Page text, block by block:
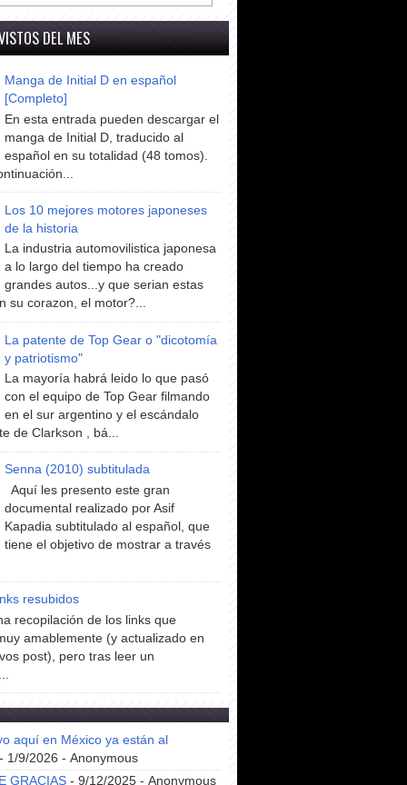
DEL MES
Manga de Initial D en español
[Completo]
En esta entrada pueden descargar el
manga de Initial D, traducido al
español en su totalidad (48 tomos).
Los 10 mejores motores japoneses
de la historia
La industria automovilistica japonesa
a lo largo del tiempo ha creado
grandes autos...y que serian estas
su corazon, el motor?...
La patente de Top Gear o "dicotomía
y patriotismo"
La mayoría habrá leido lo que pasó
con el equipo de Top Gear filmando
en el sur argentino y el escándalo
de Clarkson , bá...
Senna (2010) subtitulada
Aquí les presento este gran
documental realizado por Asif
Kapadia subtitulado al español, que
tiene el objetivo de mostrar a través
resubidos
recopilación de los links que
amablemente (y actualizado en
post), pero tras leer un
aquí en México ya están al
1/9/2026 - Anonymous
GRACIAS - 9/12/2025 - Anonymous